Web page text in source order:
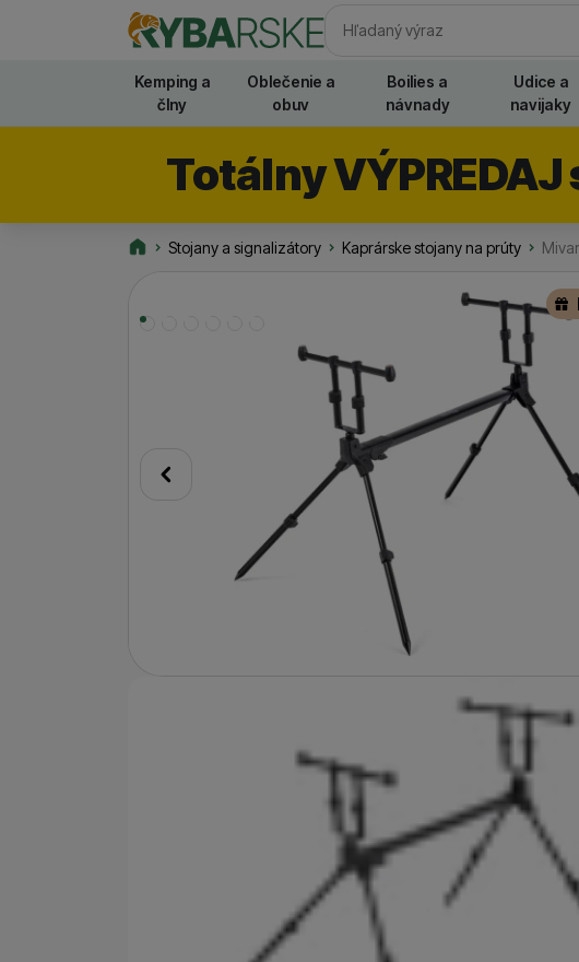
Vyhľadávanie
Kemping a
člny
Oblečenie a
obuv
Boilies a
návnady
Udice a
navijaky
Totálny
Stojany a signalizátory Kaprárske stojany na prúty
predchádzajúci